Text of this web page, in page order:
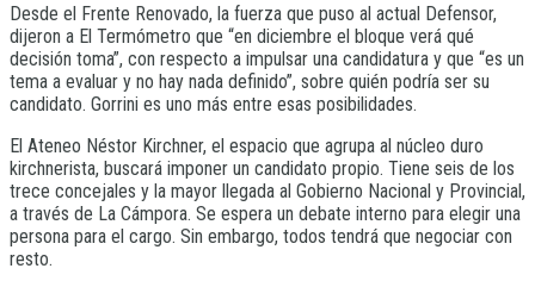
Desde el Frente Renovado, la fuerza que puso al actual Defensor,
dijeron a El Termómetro que “en diciembre el bloque verá qué
decisión toma”, con respecto a impulsar una candidatura y que “es un
tema a evaluar y no hay nada definido”, sobre quién podría ser su
candidato. Gorrini es uno más entre esas posibilidades.
El Ateneo Néstor Kirchner, el espacio que agrupa al núcleo duro
kirchnerista, buscará imponer un candidato propio. Tiene seis de los
trece concejales y la mayor llegada al Gobierno Nacional y Provincial,
a través de La Cámpora. Se espera un debate interno para elegir una
persona para el cargo. Sin embargo, todos tendrá que negociar con
resto.